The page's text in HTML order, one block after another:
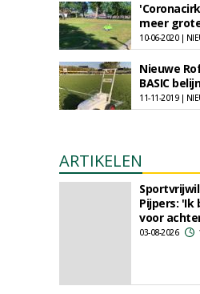
meer
10-06-2020 |
Nieuwe
BASIC
11-11-2019 |
ARTIKELEN
Pijpers: 'Ik
voor
03-08-2026